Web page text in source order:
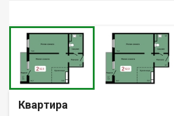
Квартира